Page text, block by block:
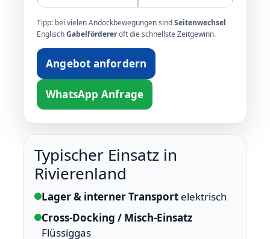
Tipp: bei vielen Andockbewegungen sindSeitenwechsel
EnglischGabelfördereroft die schnellste Zeitgewinn.
Angebot anfordern
WhatsApp Anfrage
Typischer Einsatz in
Rivierenland
Lager & interner Transport elektrisch
Cross-Docking / Misch-Einsatz
Flüssiggas